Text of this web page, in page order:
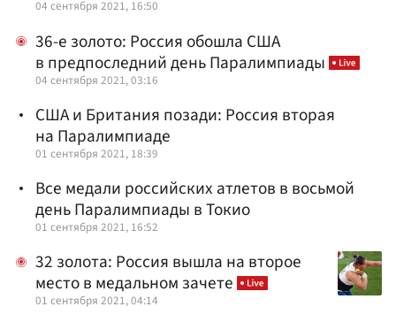
04 сентября 2021, 16:50
36-е золото: Россия обошла США
в предпоследний день Паралимпиады
04 сентября 2021, 03:16
США и Британия позади: Россия вторая
на Паралимпиаде
01 сентября 2021, 18:39
Все медали российских атлетов в восьмой
день Паралимпиады в Токио
01 сентября 2021, 16:52
32 золота: Россия вышла на второе
место в медальном зачете
01 сентября 2021, 04:14